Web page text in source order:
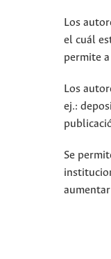
Los
el cuál
permite
Los
ej.:
Se